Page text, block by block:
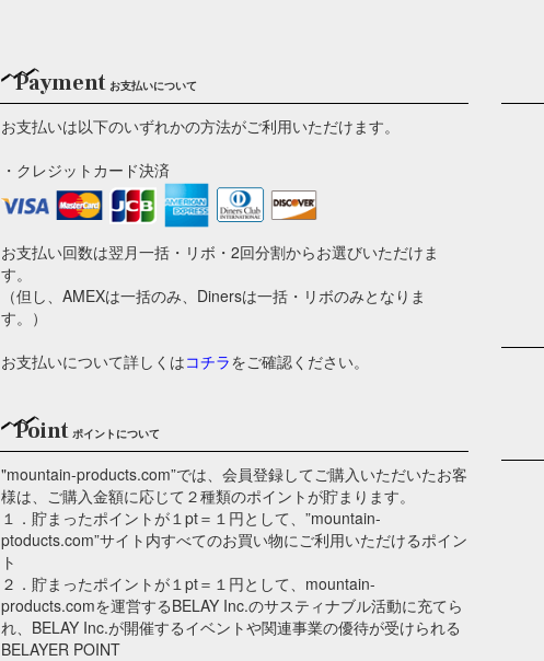
Paymentお支払いについて
お支払いは以下のいずれかの方法がご利用いただけます。
・クレジットカード決済
お支払い回数は翌月一括・リボ・2回分割からお選びいただけま
す。
（但し、AMEXは一括のみ、Dinersは一括・リボのみとなりま
す。）
お支払いについて詳しくはコチラをご確認ください。
Pointポイントについて
"mountain-products.com”では、会員登録してご購入いただいたお客
様は、ご購入金額に応じて２種類のポイントが貯まります。
１．貯まったポイントが１pt＝１円として、”mountain-
ptoducts.com”サイト内すべてのお買い物にご利用いただけるポイン
ト
２．貯まったポイントが１pt＝１円として、mountain-
products.comを運営するBELAY Inc.のサスティナブル活動に充てら
れ、BELAY Inc.が開催するイベントや関連事業の優待が受けられる
BELAYER POINT